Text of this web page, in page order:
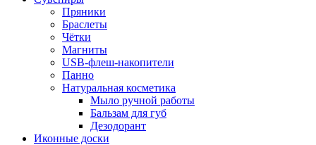
Пряники
Браслеты
Чётки
Магниты
USB-флеш-накопители
Панно
Натуральная косметика
Мыло ручной работы
Бальзам для губ
Дезодорант
Иконные доски